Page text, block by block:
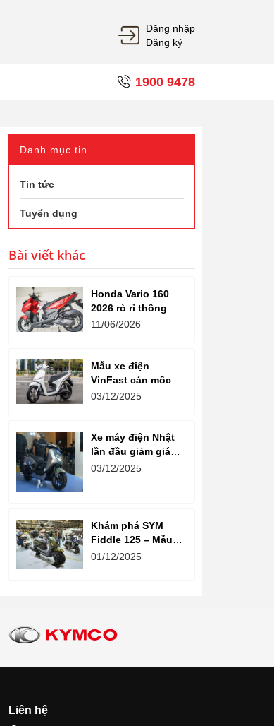
Đăng nhập
Đăng ký
1900 9478
Danh mục tin
Tin tức
Tuyển dụng
Bài viết khác
Honda Vario 160
2026 rò rỉ thông
tin: Ngoại hình tinh
11/06/2026
Mẫu xe điện
VinFast cán mốc
gần 100.000 km,
dài vận hành
03/12/2025
Xe máy điện Nhật
lần đầu giảm giá
tại Việt Nam
03/12/2025
Khám phá SYM
Fiddle 125 – Mẫu
tay ga tân cổ điển
01/12/2025
Liên hệ